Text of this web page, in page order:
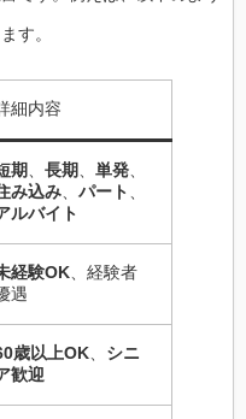
す。
細内容
期、 長期、 単発、
み込み、 パート、
ルバイト
経験OK、経験者
遇
歳以上OK、 シニ
歓迎